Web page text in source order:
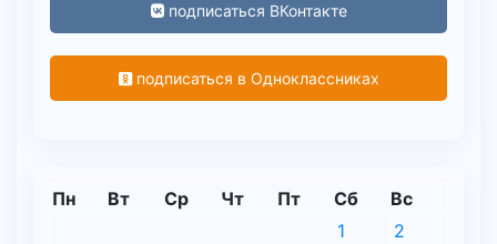
подписаться ВКонтакте
подписаться в Одноклассниках
Пн Вт Ср Чт Пт Сб Вс
1
2